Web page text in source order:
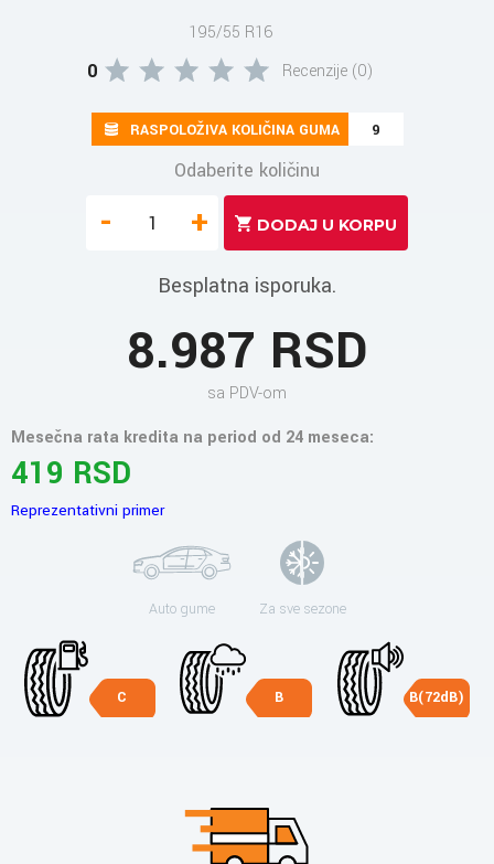
195/55 R16
0 Recenzije (0)
RASPOLOŽIVA KOLIČINA GUMA 9
Odaberite količinu
- +
Besplatna isporuka.
8.987 RSD
sa PDV-om
Mesečna rata kredita na period od 24 meseca:
419 RSD
Reprezentativni primer
Auto gume Za sve sezone
C B B(72dB)